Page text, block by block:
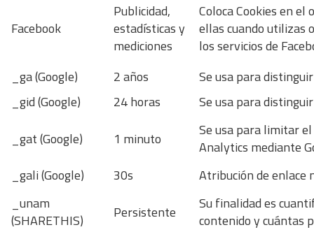
Facebook
Publicidad,
estadísticas y
mediciones
Coloca Cookies en
ellas cuando utilizas
los servicios de
_ga (Google)
2 años
Se usa para
_gid (Google)
24 horas
Se usa para
_gat (Google)
1 minuto
Se usa para limitar
Analytics mediante
_gali (Google)
30s
Atribución de enlace
_unam
(SHARETHIS)
Persistente
Su finalidad es
contenido y cuántas